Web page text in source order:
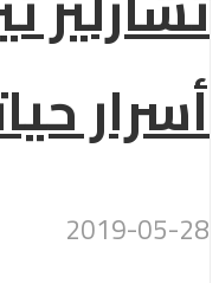
أسرار
2019-05-28